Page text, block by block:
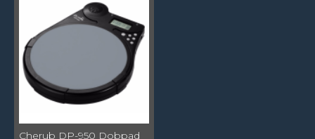
Cherub DP-950 Dobpad